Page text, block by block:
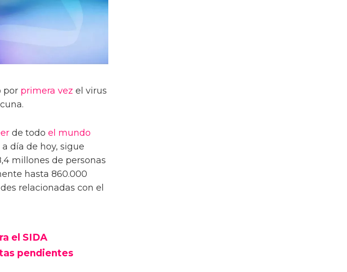
por primera vez el virus
de todo el mundo
día de hoy, sigue
millones de personas
hasta 860.000
relacionadas con el
el SIDA
pendientes